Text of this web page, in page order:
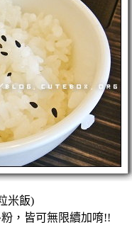
米飯)
，皆可無限續加唷!!